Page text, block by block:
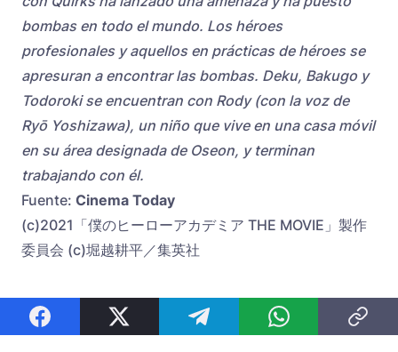
bombas en todo el mundo. Los héroes
profesionales y aquellos en prácticas de héroes se
apresuran a encontrar las bombas. Deku, Bakugo y
Todoroki se encuentran con Rody (con la voz de
Ryō Yoshizawa), un niño que vive en una casa móvil
en su área designada de Oseon, y terminan
trabajando con él.
Fuente: Cinema Today
(c)2021「僕のヒーローアカデミア THE MOVIE」製作
委員会 (c)堀越耕平／集英社